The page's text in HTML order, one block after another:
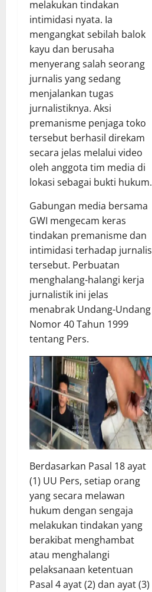
melakukan tindakan
intimidasi nyata. Ia
mengangkat sebilah balok
kayu dan berusaha
menyerang salah seorang
jurnalis yang sedang
menjalankan tugas
jurnalistiknya. Aksi
premanisme penjaga toko
tersebut berhasil direkam
secara jelas melalui video
oleh anggota tim media di
lokasi sebagai bukti hukum.
​Gabungan media bersama
GWI mengecam keras
tindakan premanisme dan
intimidasi terhadap jurnalis
tersebut. Perbuatan
menghalang-halangi kerja
jurnalistik ini jelas
menabrak Undang-Undang
Nomor 40 Tahun 1999
tentang Pers.
​Berdasarkan Pasal 18 ayat
(1) UU Pers, setiap orang
yang secara melawan
hukum dengan sengaja
melakukan tindakan yang
berakibat menghambat
atau menghalangi
pelaksanaan ketentuan
Pasal 4 ayat (2) dan ayat (3)